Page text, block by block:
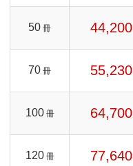
50 冊 44,200
70 冊 55,230
100 冊 64,700
120 冊 77,640